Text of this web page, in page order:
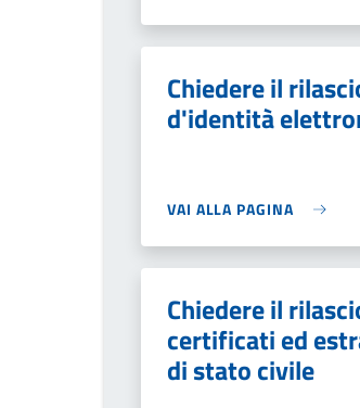
Chiedere il
d'identità
VAI ALLA PAGINA
Chiedere il
certificati ed
di stato civile